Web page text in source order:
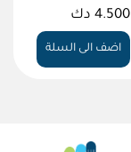
4.500 دك
اضف الى السلة